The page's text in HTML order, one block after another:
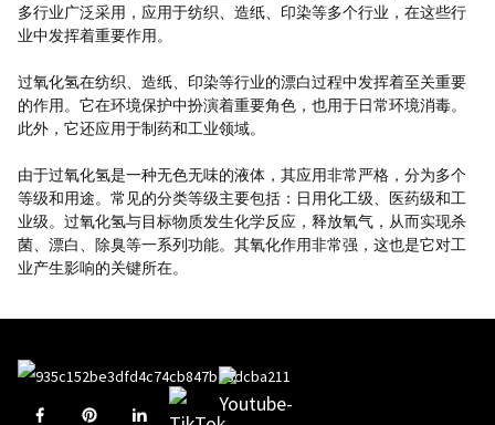
多行业广泛采用，应用于纺织、造纸、印染等多个行业，在这些行
业中发挥着重要作用。
过氧化氢在纺织、造纸、印染等行业的漂白过程中发挥着至关重要
的作用。它在环境保护中扮演着重要角色，也用于日常环境消毒。
此外，它还应用于制药和工业领域。
由于过氧化氢是一种无色无味的液体，其应用非常严格，分为多个
等级和用途。常见的分类等级主要包括：日用化工级、医药级和工
业级。 过氧化氢与目标物质发生化学反应，释放氧气，从而实现杀
菌、漂白、除臭等一系列功能。其氧化作用非常强，这也是它对工
业产生影响的关键所在。